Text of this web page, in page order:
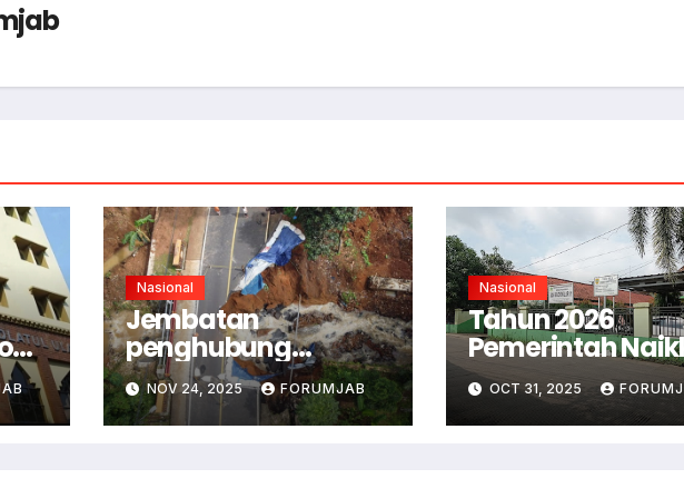
Nasional
Jembatan
penghubung
Ciamis-Cirebon
Terputus
NOV 24, 2025 FORUMJAB
Nasional
Tahun 2026
Pemerintah
Insentif Guru
Honorer
OCT 31, 2025